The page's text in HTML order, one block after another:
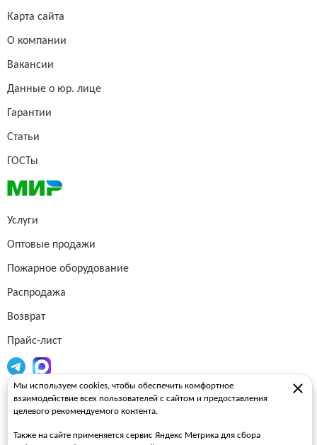
Карта сайта
О компании
Вакансии
Данные о юр. лице
Гарантии
Статьи
ГОСТы
Услуги
Оптовые продажи
Пожарное оборудование
Распродажа
Возврат
Прайс-лист
Огнетушители
Мы используем cookies, чтобы обеспечить комфортное
взаимодействие всех пользователей с сайтом и предоставления
целевого рекомендуемого контента.
Также на сайте применяется сервис Яндекс Метрика для сбора